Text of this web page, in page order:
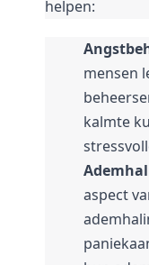
helpen:
mensen
kalmte
aspect